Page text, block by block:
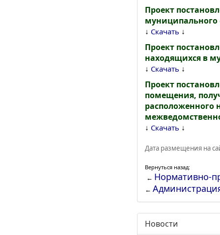
Проект
муниципального
↓ Скачать ↓
Проект
находящихся в
↓ Скачать ↓
Проект
помещения,
расположенного
↓ Скачать ↓
Дата размещения на
Вернуться назад:
← Нормативно-
←
Новости